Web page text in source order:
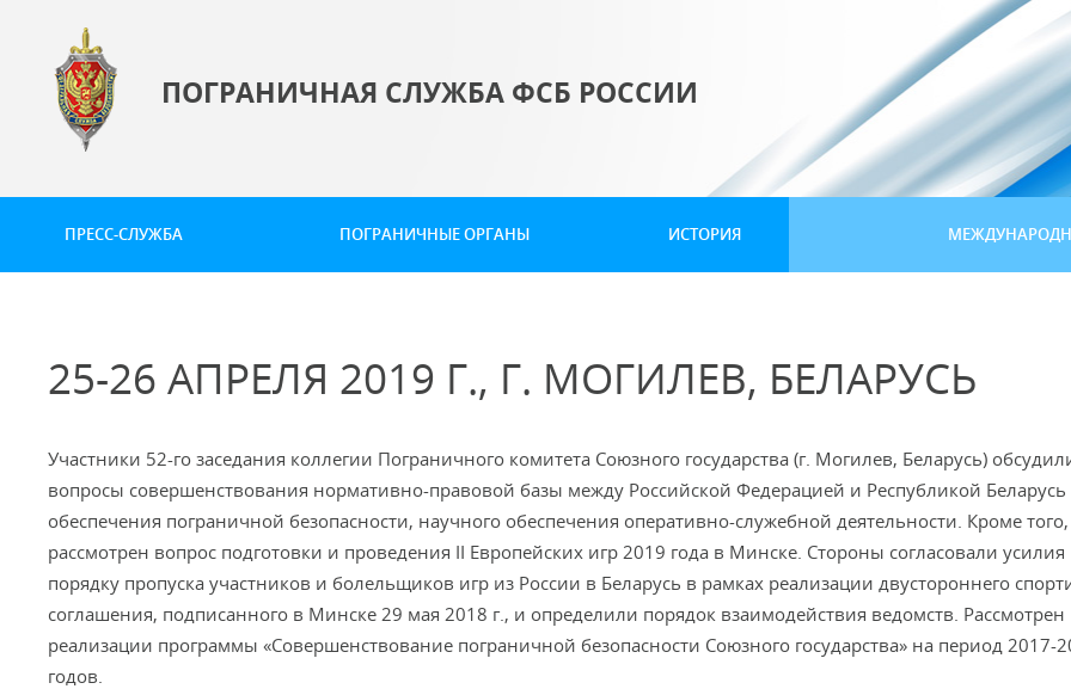
ПОГРАНИЧНАЯ СЛУЖБА ФСБ РОССИИ
ПРЕСС-СЛУЖБА ПОГРАНИЧНЫЕ ОРГАНЫ ИСТОРИЯ
25-26 АПРЕЛЯ 2019 Г., Г. МОГИЛЕВ, БЕЛАРУСЬ
Участники 52-го заседания коллегии Пограничного комитета Союзного государства (г. Могилев, Беларусь)
вопросы совершенствования нормативно-правовой базы между Российской Федерацией и Республикой Беларусь
обеспечения пограничной безопасности, научного обеспечения оперативно-служебной деятельности. Кроме того,
рассмотрен вопрос подготовки и проведения II Европейских игр 2019 года в Минске. Стороны согласовали усилия
порядку пропуска участников и болельщиков игр из России в Беларусь в рамках реализации двустороннего
соглашения, подписанного в Минске 29 мая 2018 г., и определили порядок взаимодействия ведомств. Рассмотрен
реализации программы «Совершенствование пограничной безопасности Союзного государства» на период 2017-
годов.